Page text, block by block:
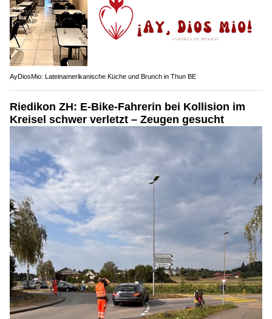
AyDiosMio: Lateinamerikanische Küche und Brunch in Thun BE
Riedikon ZH: E-Bike-Fahrerin bei Kollision im
Kreisel schwer verletzt – Zeugen gesucht